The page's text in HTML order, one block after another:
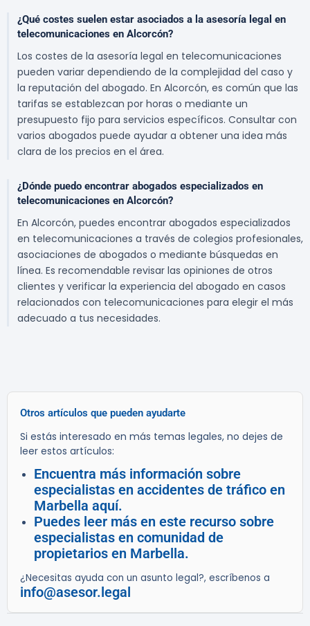
¿Qué costes suelen estar asociados a la asesoría legal en
telecomunicaciones en Alcorcón?
Los costes de la asesoría legal en telecomunicaciones
pueden variar dependiendo de la complejidad del caso y
la reputación del abogado. En Alcorcón, es común que las
tarifas se establezcan por horas o mediante un
presupuesto fijo para servicios específicos. Consultar con
varios abogados puede ayudar a obtener una idea más
clara de los precios en el área.
¿Dónde puedo encontrar abogados especializados en
telecomunicaciones en Alcorcón?
En Alcorcón, puedes encontrar abogados especializados
en telecomunicaciones a través de colegios profesionales,
asociaciones de abogados o mediante búsquedas en
línea. Es recomendable revisar las opiniones de otros
clientes y verificar la experiencia del abogado en casos
relacionados con telecomunicaciones para elegir el más
adecuado a tus necesidades.
Otros artículos que pueden ayudarte
Si estás interesado en más temas legales, no dejes de
leer estos artículos:
Encuentra más información sobre
especialistas en accidentes de tráfico en
Marbella aquí.
Puedes leer más en este recurso sobre
especialistas en comunidad de
propietarios en Marbella.
¿Necesitas ayuda con un asunto legal?, escríbenos a
info@asesor.legal